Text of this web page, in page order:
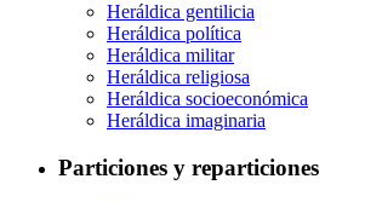
Heráldica gentilicia
Heráldica política
Heráldica militar
Heráldica religiosa
Heráldica socioeconómica
Heráldica imaginaria
Particiones y reparticiones